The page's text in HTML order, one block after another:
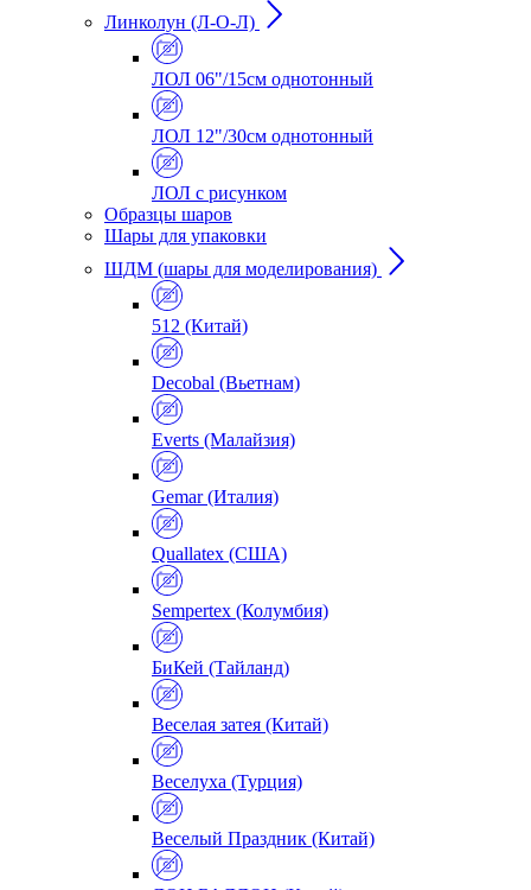
Линколун (Л-О-Л)
ЛОЛ 06"/15см однотонный
ЛОЛ 12"/30см однотонный
ЛОЛ с рисунком
Образцы шаров
Шары для упаковки
ШДМ (шары для моделирования)
512 (Китай)
Decobal (Вьетнам)
Everts (Малайзия)
Gemar (Италия)
Quallatex (США)
Sempertex (Колумбия)
БиКей (Тайланд)
Веселая затея (Китай)
Веселуха (Турция)
Веселый Праздник (Китай)